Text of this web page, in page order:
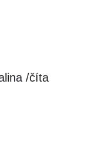
/číta